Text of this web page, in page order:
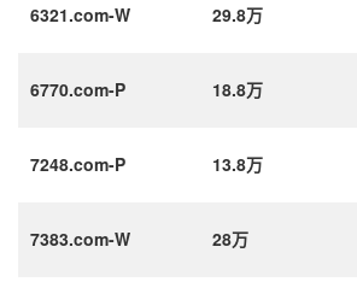
6321.com-W 29.8万
6770.com-P 18.8万
7248.com-P 13.8万
7383.com-W 28万